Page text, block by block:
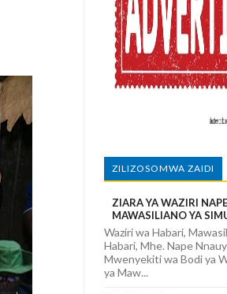
WENYE TAALUMA
KUPITIA UTEKELEZAJI WA MKAKATI
ZILIZOSOMWA ZAIDI
ZIARA YA WAZIRI
MAWASILIANO YA
Waziri wa Habari,
Habari, Mhe. Nape
Mwenyekiti wa Bodi ya
ya Maw...